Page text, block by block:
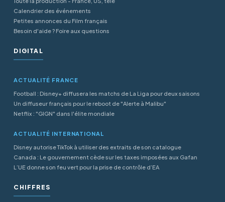
Calendrier des événements
Petites annonces du Film français
Besoin d'aide ? Foire aux questions
DIGITAL
ACTUALITÉ FRANCE
Football : Disney+ diffusera les matchs de La Liga pour deux saisons
Un diffuseur français pour le reboot de "Alerte à Malibu"
Netflix : "GIGN" dans l'élite mondiale
ACTUALITÉ INTERNATIONAL
Disney autorise TikTok à utiliser des extraits de son catalogue
Canada : Le gouvernement cède sur les taxes imposées aux Gafan
L’UE donne son feu vert pour la prise de contrôle d’EA
CHIFFRES